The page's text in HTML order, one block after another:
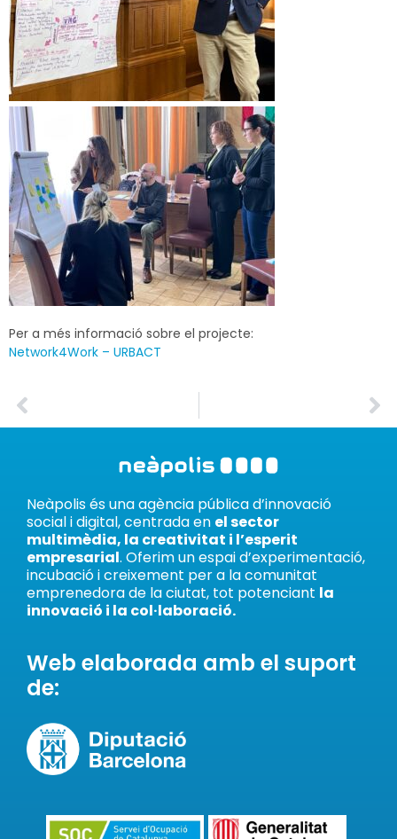
Per a més informació sobre el projecte:
Network4Work – URBACT
Neàpolis és una agència pública d’innovació
social i digital, centrada en el sector
multimèdia, la creativitat i l’esperit
empresarial. Oferim un espai d’experimentació,
incubació i creixement per a la comunitat
emprenedora de la ciutat, tot potenciant la
innovació i la col·laboració.
Web elaborada amb el suport
de: